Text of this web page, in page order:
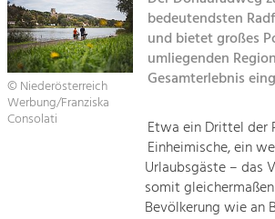
Sitemap
Kontakt
Landscape.
Tourism
Offer Development and Positioning
Art & Culture
Crafts, Science and Research.
© Niederösterreich
Werbung/Franziska
Consolati
bedeutendsten
und bietet großes
umliegenden
Gesamterlebnis
Etwa ein Drittel der
Einheimische, ein
Urlaubsgäste – das
somit
Bevölkerung wie an